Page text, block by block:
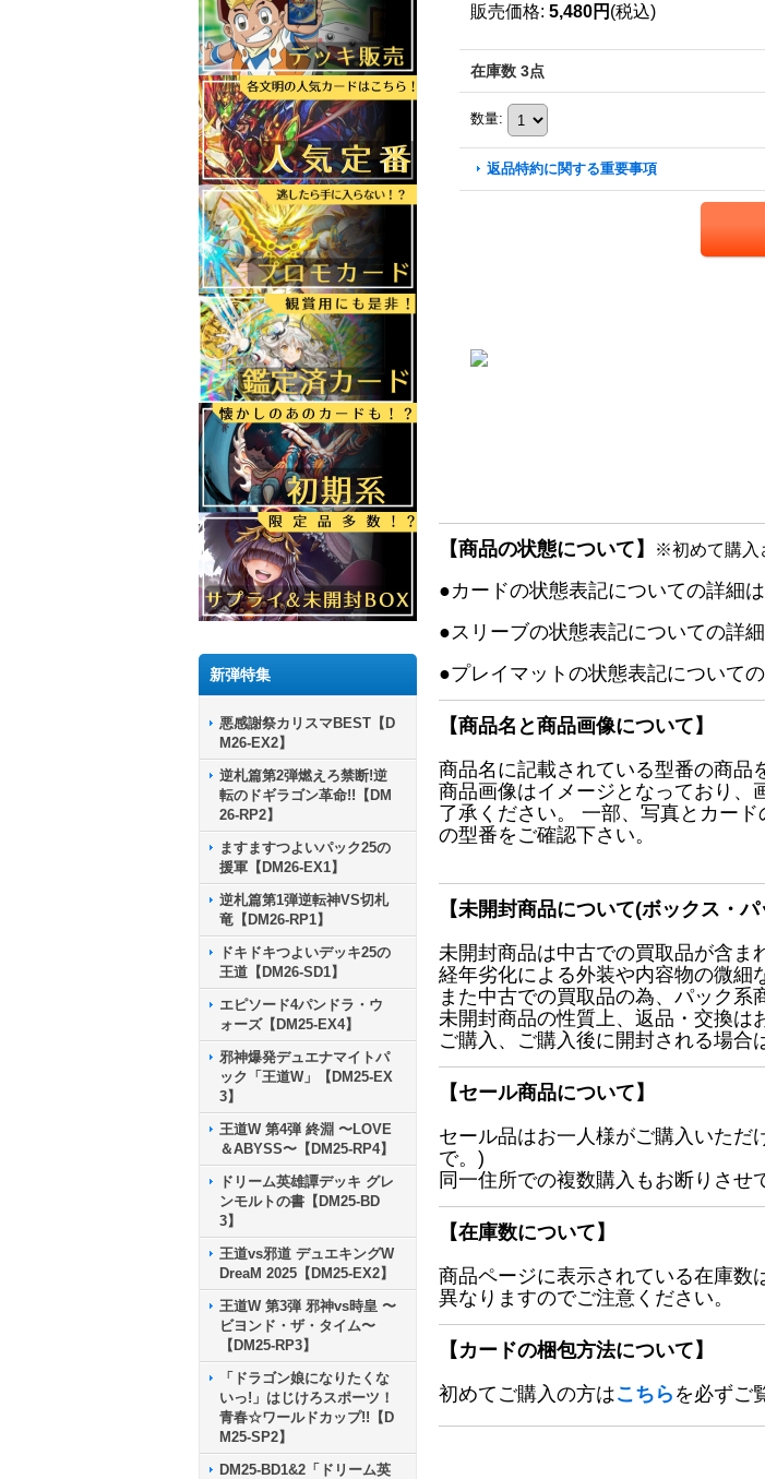
新弾特集
悪感謝祭カリスマBEST【D
M26-EX2】
逆札篇第2弾燃えろ禁断!逆
転のドギラゴン革命!!【DM
26-RP2】
ますますつよいパック25の
援軍【DM26-EX1】
逆札篇第1弾逆転神VS切札
竜【DM26-RP1】
ドキドキつよいデッキ25の
王道【DM26-SD1】
エピソード4パンドラ・ウ
ォーズ【DM25-EX4】
邪神爆発デュエナマイトパ
ック「王道W」【DM25-EX
3】
王道W 第4弾 終淵 〜LOVE
＆ABYSS〜【DM25-RP4】
ドリーム英雄譚デッキ グレ
ンモルトの書【DM25-BD
3】
王道vs邪道 デュエキングW
DreaM 2025【DM25-EX2】
王道W 第3弾 邪神vs時皇 〜
ビヨンド・ザ・タイム〜
【DM25-RP3】
「ドラゴン娘になりたくな
いっ!」はじけろスポーツ！
青春☆ワールドカップ!!【D
M25-SP2】
DM25-BD1&2「ドリーム英
販売価格: 5,480円 (税込)
在庫数 3点
数量:
返品特約に関する重要事項
【商品の状態について】 ※初めて購入
●カードの状態表記についての詳細は
●スリーブの状態表記についての詳
●プレイマットの状態表記について
【商品名と商品画像について】
商品名に記載されている型番の商品
商品画像はイメージとなっており、
了承ください。 一部、写真とカー
の型番をご確認下さい。
【未開封商品について(ボックス・
未開封商品は中古での買取品が含ま
経年劣化による外装や内容物の微細
また中古での買取品の為、パック系
未開封商品の性質上、返品・交換は
ご購入、ご購入後に開封される場合
【セール商品について】
セール品はお一人様がご購入いただ
で。)
同一住所での複数購入もお断りさせ
【在庫数について】
商品ページに表示されている在庫数
異なりますのでご注意ください。
【カードの梱包方法について】
初めてご購入の方はこちら を必ずご